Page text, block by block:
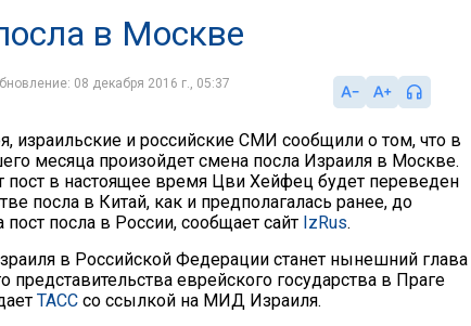
в Москве
08 декабря 2016 г., 05:37
израильские и российские СМИ сообщили о том, что в
месяца произойдет смена посла Израиля в Москве.
пост в настоящее время Цви Хейфец будет переведен
посла в Китай, как и предполагалась ранее, до
пост посла в России, сообщает сайт IzRus.
в Российской Федерации станет нынешний глава
представительства еврейского государства в Праге
ТАСС со ссылкой на МИД Израиля.